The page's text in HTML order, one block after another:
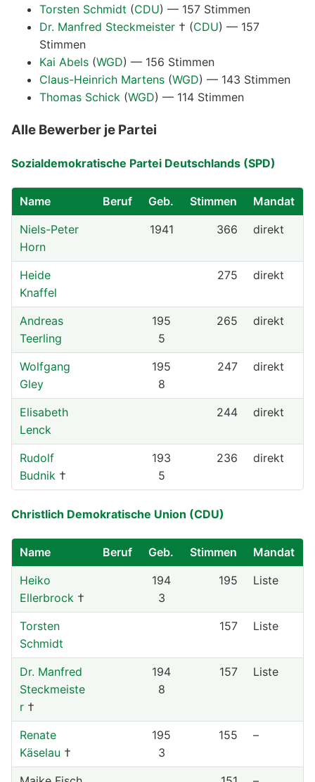
Torsten Schmidt (CDU) — 157 Stimmen
Dr. Manfred Steckmeister † (CDU) — 157
Stimmen
Kai Abels (WGD) — 156 Stimmen
Claus-Heinrich Martens (WGD) — 143 Stimmen
Thomas Schick (WGD) — 114 Stimmen
Alle Bewerber je Partei
Sozialdemokratische Partei Deutschlands (SPD)
Name Beruf Geb. Stimmen
Mandat
Niels-Peter
Horn
1941 366 direkt
Heide
Knaffel
275 direkt
Andreas
Teerling
195
5
265 direkt
Wolfgang
Gley
195
8
247 direkt
Elisabeth
Lenck
244 direkt
Rudolf
Budnik †
193
5
236 direkt
Christlich Demokratische Union (CDU)
Name Beruf Geb. Stimmen
Mandat
Heiko
Ellerbrock †
194
3
195 Liste
Torsten
Schmidt
157 Liste
Dr. Manfred
Steckmeiste
r †
194
8
157 Liste
Renate
Käselau †
195
3
155 –